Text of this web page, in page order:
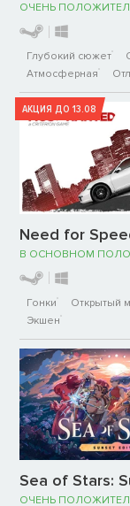
ОЧЕНЬ
Глубокий сюжет
Атмосферная
АКЦИЯ ДО 13.08
Need for
В ОСНОВНОМ
Гонки Открытый
Экшен
Sea of Stars:
ОЧЕНЬ